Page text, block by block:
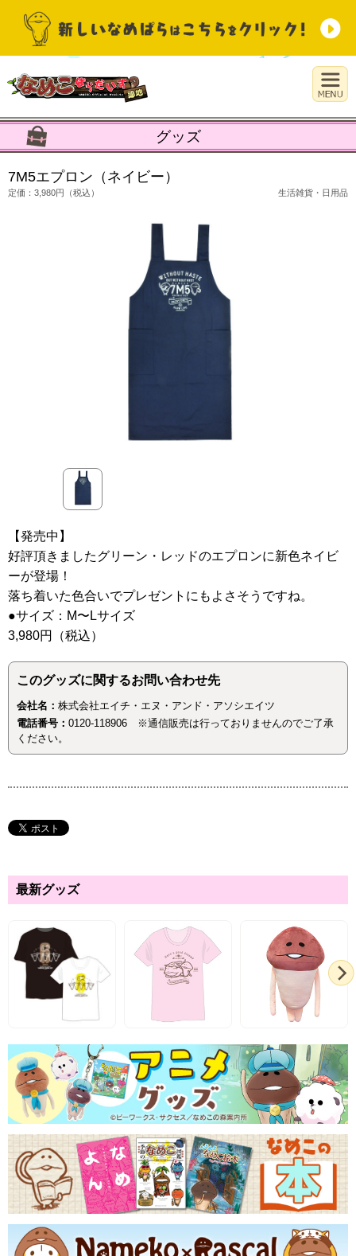
グッズ
7M5エプロン（ネイビー）
定価：3,980円（税込） 生活雑貨・日用品
【発売中】
好評頂きましたグリーン・レッドのエプロンに新色ネイビ
ーが登場！
落ち着いた色合いでプレゼントにもよさそうですね。
●サイズ：M〜Lサイズ
3,980円（税込）
このグッズに関するお問い合わせ先
会社名： 株式会社エイチ・エヌ・アンド・アソシエイツ
電話番号： 0120-118906 ※通信販売は行っておりませんのでご了承
ください。
最新グッズ